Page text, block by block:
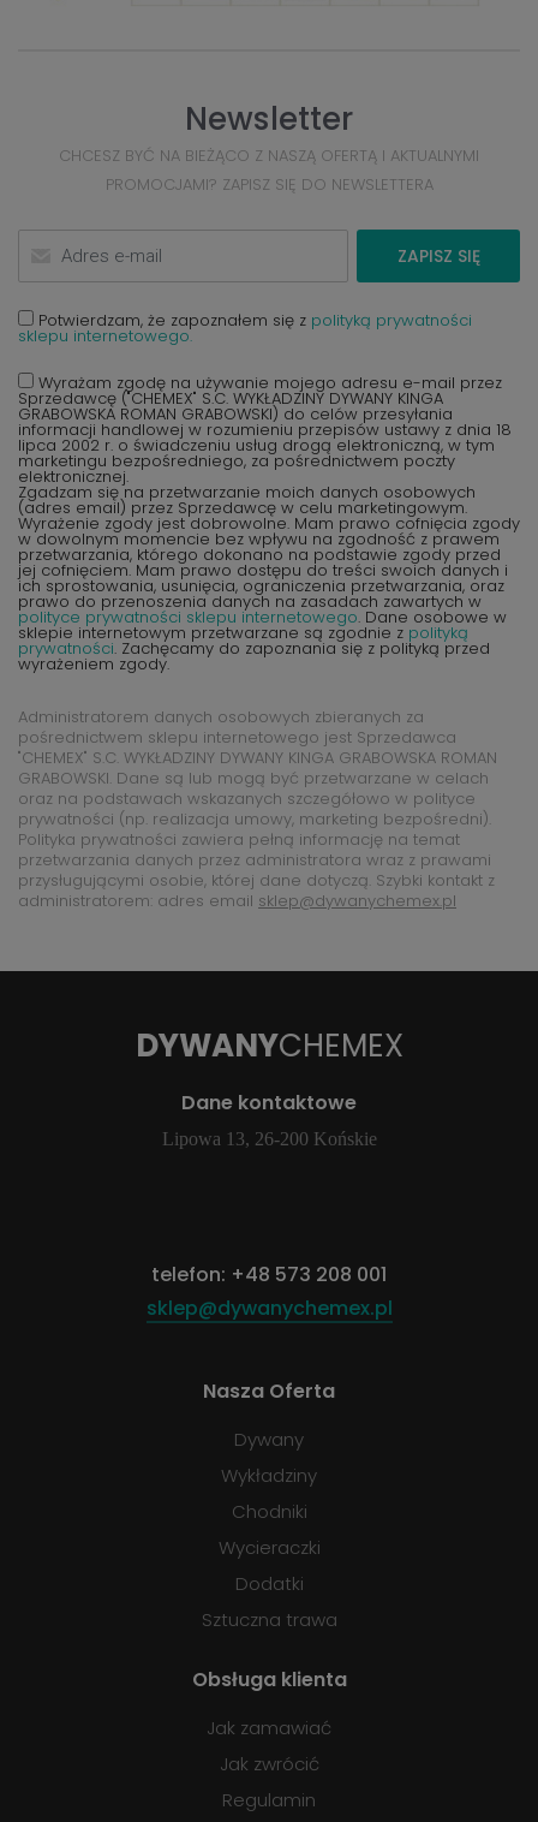
Newsletter
CHCESZ BYĆ NA BIEŻĄCO Z NASZĄ OFERTĄ I AKTUALNYMI
PROMOCJAMI? ZAPISZ SIĘ DO NEWSLETTERA
ZAPISZ SIĘ
Potwierdzam, że zapoznałem się z polityką prywatności
sklepu internetowego.
Wyrażam zgodę na używanie mojego adresu e-mail przez
Sprzedawcę ("CHEMEX" S.C. WYKŁADZINY DYWANY KINGA
GRABOWSKA ROMAN GRABOWSKI) do celów przesyłania
informacji handlowej w rozumieniu przepisów ustawy z dnia 18
lipca 2002 r. o świadczeniu usług drogą elektroniczną, w tym
marketingu bezpośredniego, za pośrednictwem poczty
elektronicznej.
Zgadzam się na przetwarzanie moich danych osobowych
(adres email) przez Sprzedawcę w celu marketingowym.
Wyrażenie zgody jest dobrowolne. Mam prawo cofnięcia zgody
w dowolnym momencie bez wpływu na zgodność z prawem
przetwarzania, którego dokonano na podstawie zgody przed
jej cofnięciem. Mam prawo dostępu do treści swoich danych i
ich sprostowania, usunięcia, ograniczenia przetwarzania, oraz
prawo do przenoszenia danych na zasadach zawartych w
polityce prywatności sklepu internetowego. Dane osobowe w
sklepie internetowym przetwarzane są zgodnie z polityką
prywatności. Zachęcamy do zapoznania się z polityką przed
wyrażeniem zgody.
Administratorem danych osobowych zbieranych za
pośrednictwem sklepu internetowego jest Sprzedawca
"CHEMEX" S.C. WYKŁADZINY DYWANY KINGA GRABOWSKA ROMAN
GRABOWSKI. Dane są lub mogą być przetwarzane w celach
oraz na podstawach wskazanych szczegółowo w polityce
prywatności (np. realizacja umowy, marketing bezpośredni).
Polityka prywatności zawiera pełną informację na temat
przetwarzania danych przez administratora wraz z prawami
przysługującymi osobie, której dane dotyczą. Szybki kontakt z
administratorem: adres email sklep@dywanychemex.pl
DYWANYCHEMEX
Dane kontaktowe
Lipowa 13, 26-200 Końskie
telefon: +48 573 208 001
sklep@dywanychemex.pl
Nasza Oferta
Dywany
Wykładziny
Chodniki
Wycieraczki
Dodatki
Sztuczna trawa
Obsługa klienta
Jak zamawiać
Jak zwrócić
Regulamin